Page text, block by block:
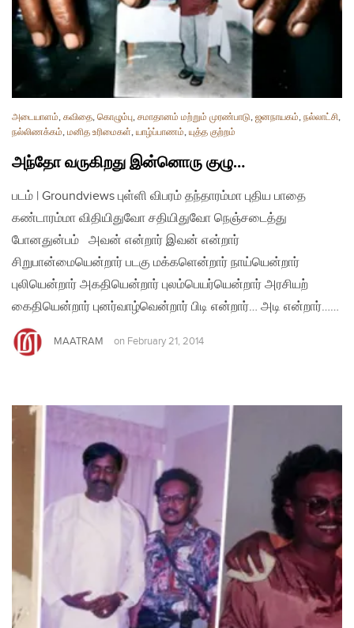
அடையாளம், கவிதை, கொழும்பு, சமாதானம் மற்றும் முரண்பாடு, ஜனநாயகம், நல்லாட்சி,
நல்லிணக்கம், மனித உரிமைகள், யாழ்ப்பாணம், யுத்த குற்றம்
அந்தோ வருகிறது இன்னொரு குழு…
படம் | Groundviews புள்ளி விபரம் தந்தாரம்மா புதிய பாதை
கண்டாரம்மா விதியிதுவோ சதியிதுவோ நெஞ்சடைத்து
போனதுன்பம் அவன் என்றார் இவன் என்றார்
சிறுபான்மையென்றார் படகு மக்களென்றார் நாய்யென்றார்
புலியென்றார் அகதியென்றார் புலம்பெயர்யென்றார் அரசியற்
கைதியென்றார் புனர்வாழ்வென்றார் பிடி என்றார்… அடி என்றார்……
MAATRAM on February 21, 2014